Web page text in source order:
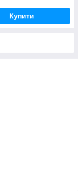
Купити